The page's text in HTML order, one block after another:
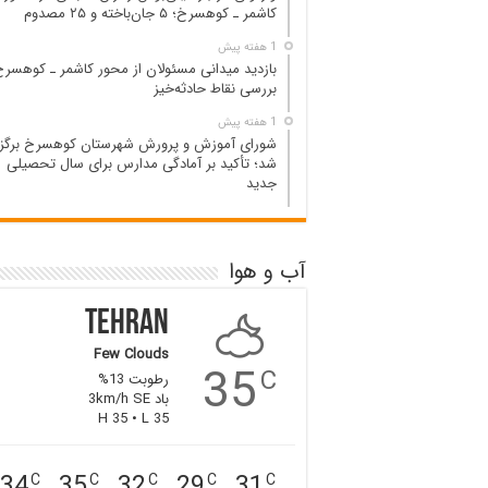
کاشمر ـ کوهسرخ؛ ۵ جان‌باخته و ۲۵ مصدوم
1 هفته پیش
بازدید میدانی مسئولان از محور کاشمر ـ
بررسی نقاط حادثه‌خیز
1 هفته پیش
شورای آموزش و پرورش شهرستان کوهسرخ
شد؛ تأکید بر آمادگی مدارس برای سال تحصیلی
جدید
آب و هوا
35C
Tehran
Few Clouds
رطوبت 13%
باد 3km/h SE
H 35 • L 35
C
C
C
C
C